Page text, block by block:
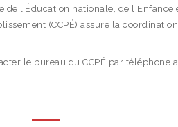
l’Éducation nationale, de l'Enfance
(CCPÉ) assure la
le bureau du CCPÉ par téléphone